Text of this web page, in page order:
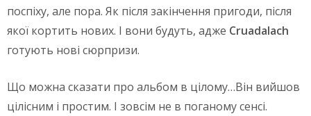
поспіху, але пора. Як після закінчення пригоди, після
якої кортить нових. І вони будуть, адже Cruadalach
готують нові сюрпризи.
Що можна сказати про альбом в цілому…Він вийшов
цілісним і простим. І зовсім не в поганому сенсі.